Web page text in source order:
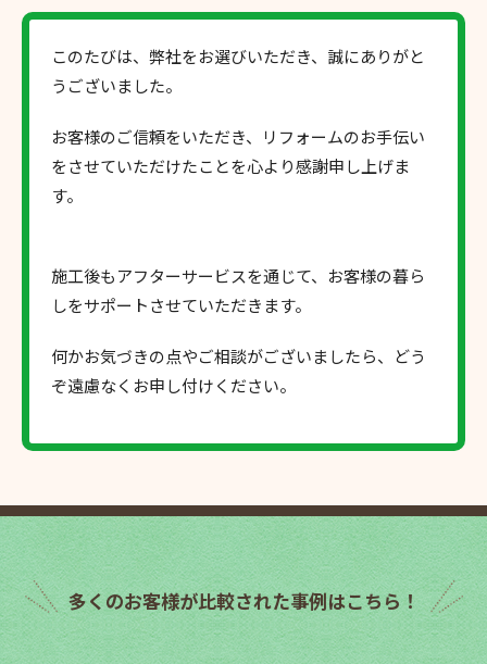
このたびは、弊社をお選びいただき、誠にありがと
うございました。
お客様のご信頼をいただき、リフォームのお手伝い
をさせていただけたことを心より感謝申し上げま
す。
施工後もアフターサービスを通じて、お客様の暮ら
しをサポートさせていただきます。
何かお気づきの点やご相談がございましたら、どう
ぞ遠慮なくお申し付けください。
多くのお客様が比較された事例はこちら！